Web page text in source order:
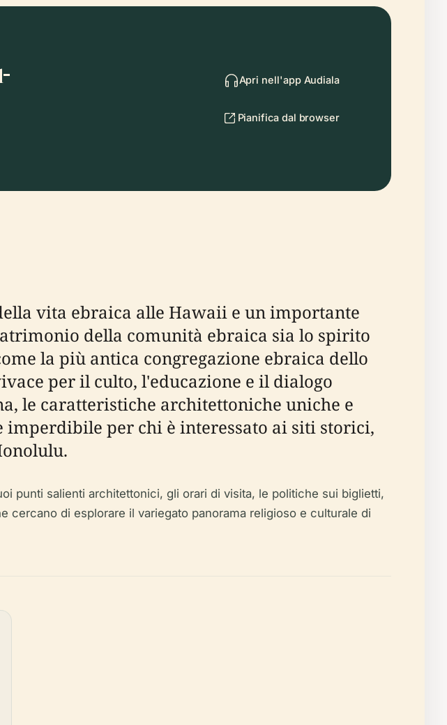
Apri nell'app Audiala
Pianifica dal browser
vita ebraica alle Hawaii e un importante
della comunità ebraica sia lo spirito
la più antica congregazione ebraica dello
per il culto, l'educazione e il dialogo
le caratteristiche architettoniche uniche e
per chi è interessato ai siti storici,
punti salienti architettonici, gli orari di visita, le politiche sui biglietti,
di esplorare il variegato panorama religioso e culturale di